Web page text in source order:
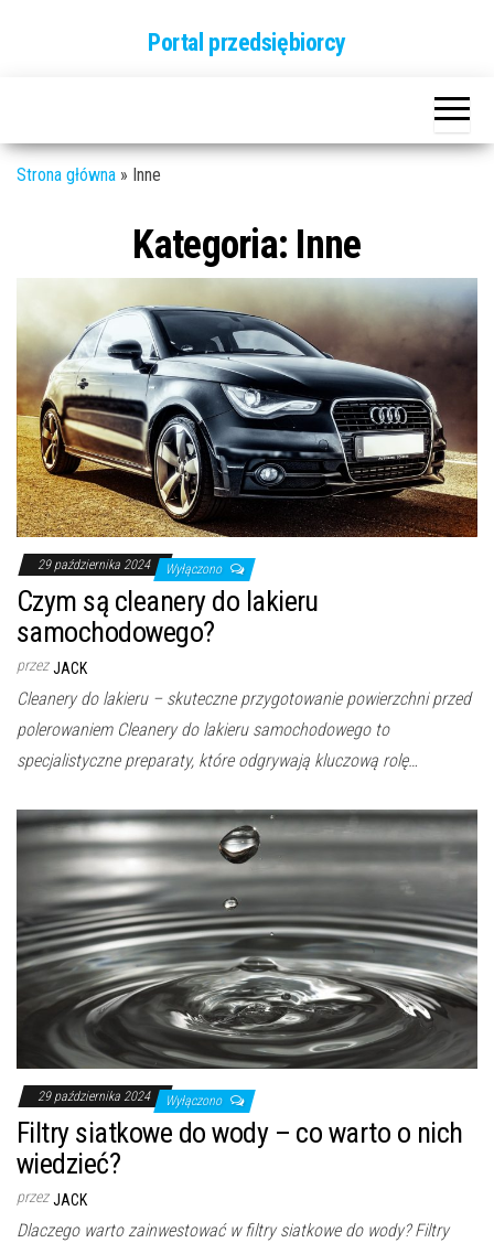
Portal przedsiębiorcy
Strona główna » Inne
Kategoria: Inne
29 października 2024 Wyłączono
Czym są cleanery do lakieru
samochodowego?
przez JACK
Cleanery do lakieru – skuteczne przygotowanie powierzchni przed
polerowaniem Cleanery do lakieru samochodowego to
specjalistyczne preparaty, które odgrywają kluczową rolę…
29 października 2024 Wyłączono
Filtry siatkowe do wody – co warto o nich
wiedzieć?
przez JACK
Dlaczego warto zainwestować w filtry siatkowe do wody? Filtry